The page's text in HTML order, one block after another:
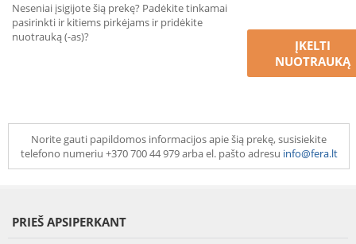
Neseniai įsigijote šią prekę? Padėkite tinkamai
pasirinkti ir kitiems pirkėjams ir pridėkite
nuotrauką (-as)?
ĮKELTI
NUOTRAUKĄ
Norite gauti papildomos informacijos apie šią prekę, susisiekite
telefono numeriu +370 700 44 979 arba el. pašto adresu info@fera.lt
PRIEŠ APSIPERKANT